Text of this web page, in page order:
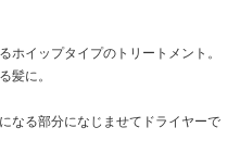
ホイップタイプのトリートメント。
髪に。
なる部分になじませてドライヤーで